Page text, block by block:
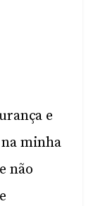
e
minha
não